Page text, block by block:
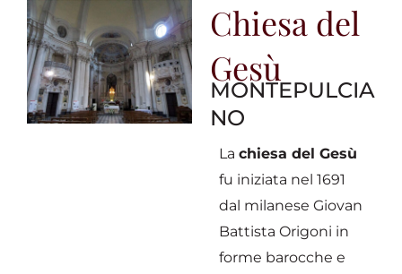
Chiesa del
Gesù
MONTEPULCIA
NO
La chiesa del Gesù
fu iniziata nel 1691
dal milanese Giovan
Battista Origoni in
forme barocche e